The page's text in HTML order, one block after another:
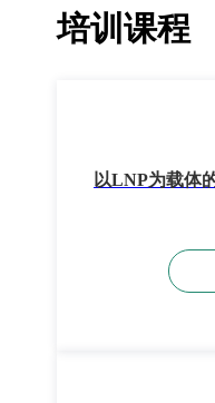
培训课程
以LNP为载体